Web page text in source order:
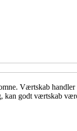
Værtskab
kan godt værtskab